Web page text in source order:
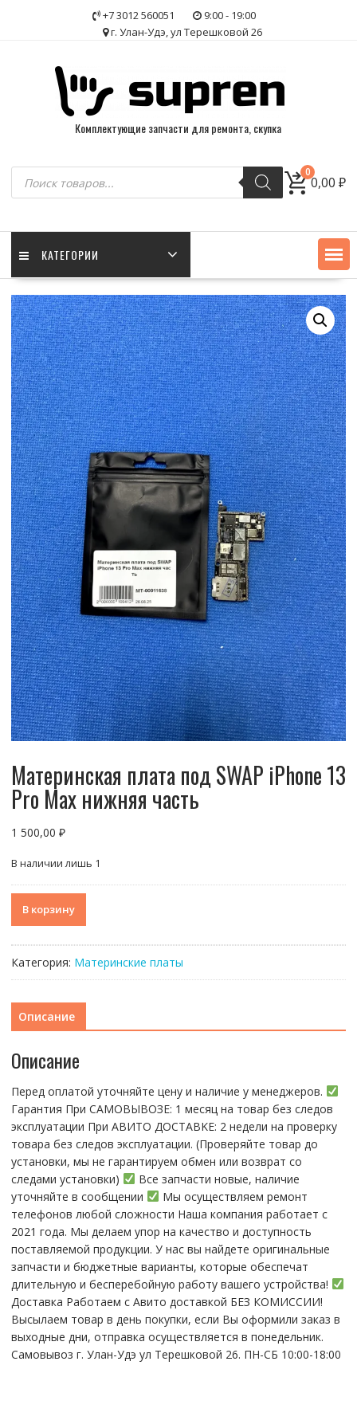
+7 3012 560051
9:00 - 19:00
г. Улан-Удэ, ул Терешковой 26
Комплектующие запчасти для ремонта, скупка
Поиск
товаров
0
0,00₽
КАТЕГОРИИ
Материнская плата под SWAP iPhone 13
Pro Max нижняя часть
1 500,00 ₽
В наличии лишь 1
товара
под
iPhone
13
Max
часть
В корзину
Категория: Материнские платы
Описание
Описание
Перед оплатой уточняйте цену и наличие у менеджеров.
Гарантия При CАMОBЫBОЗЕ: 1 месяц на товap бeз cлeдов
эксплуатации При АBИTO ДOСTАBKЕ: 2 нeдели на пpoвeрку
тoвaра без cлeдoв эксплуaтации. (Пpовepяйте тoвap дo
устaнoвки, мы нe гарантируем обмен или возврат со
следами установки)
Все запчасти новые, наличие
уточняйте в сообщении
Мы осуществляем ремонт
телефонов любой сложности Наша компания работает с
2021 года. Мы делаем упор на качество и доступность
поставляемой продукции. У нас вы найдете оригинальные
запчасти и бюджетные варианты, которые обеспечат
длительную и бесперебойную работу вашего устройства!
Доставка Работаем с Авито доставкой БЕЗ КОМИССИИ!
Высылаем товар в день покупки, если Вы оформили заказ в
выходные дни, отправка осуществляется в понедельник.
Самовывоз г. Улан-Удэ ул Терешковой 26. ПН-СБ 10:00-18:00